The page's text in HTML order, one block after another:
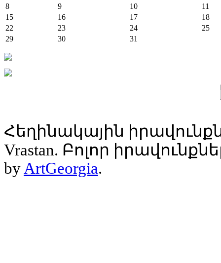
8
9 10
11
15
16 17
18
22
23 24
25
29
30 31
Հեղինակային
Vrastan. Բոլոր
by ArtGeorgia.